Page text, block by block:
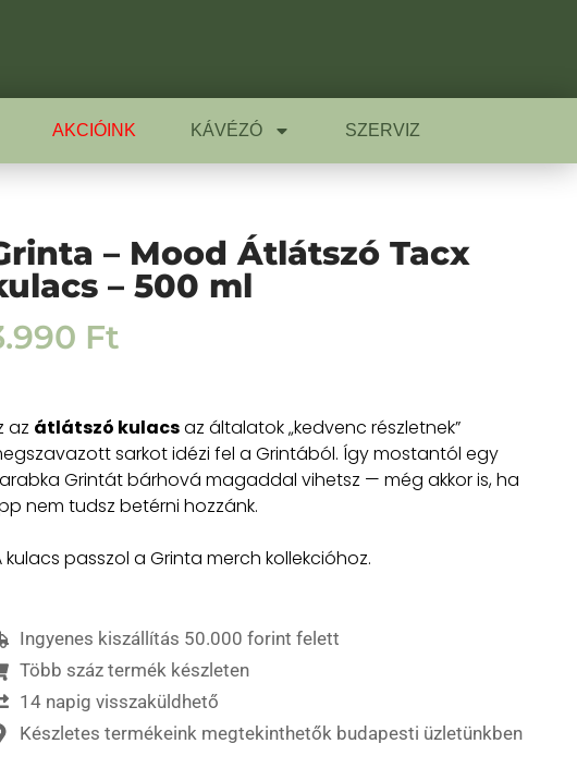
AKCIÓINK KÁVÉZÓ SZERVIZ
– Mood Átlátszó Tacx
– 500 ml
Ft
az átlátszó kulacsaz általatok „kedvenc részletnek”
sarkot idézi fel a Grintából. Így mostantól egy
Grintát bárhová magaddal vihetsz — még akkor is, ha
nem tudsz betérni hozzánk.
kulacs passzol a Grinta merch kollekcióhoz.
Ingyenes kiszállítás 50.000 forint felett
Több száz termék készleten
14 napig visszaküldhető
Készletes termékeink megtekinthetők budapesti üzletünkben